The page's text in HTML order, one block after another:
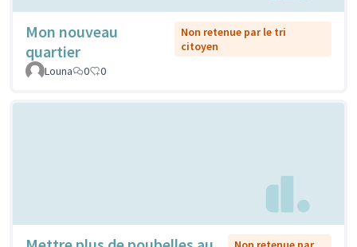
Mon nouveau
quartier
Non retenue par le tri
citoyen
Louna
0 0